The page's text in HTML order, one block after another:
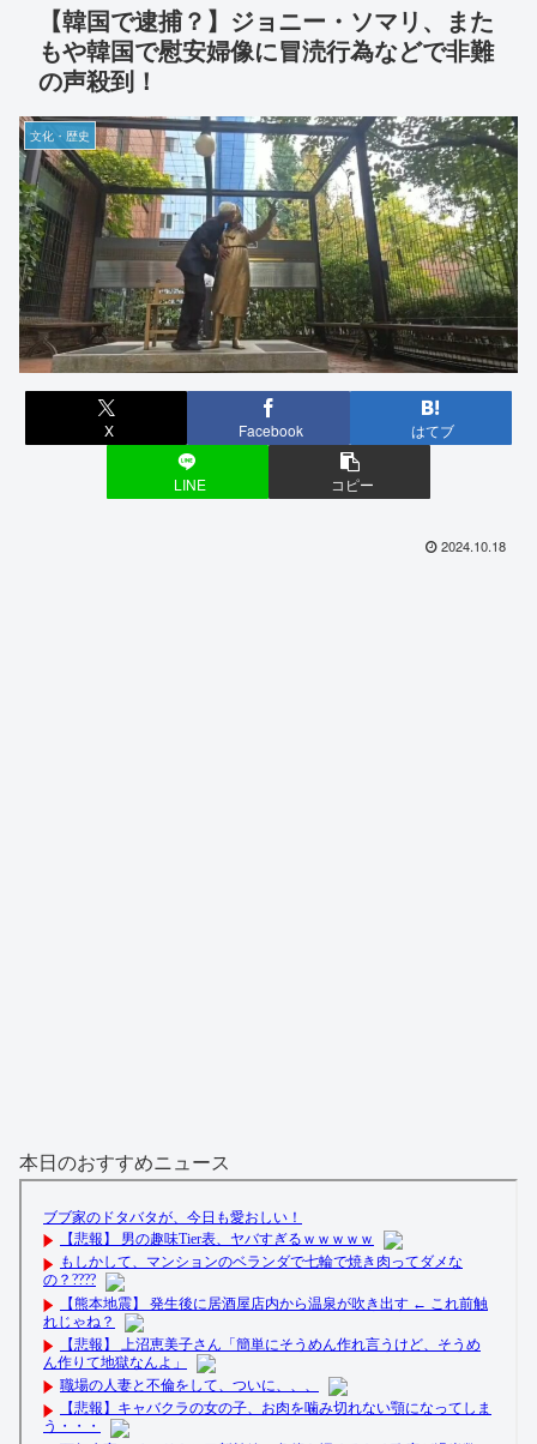
【韓国で逮捕？】ジョニー・ソマリ、また
もや韓国で慰安婦像に冒涜行為などで非難
の声殺到！
文化・歴史
X Facebook はてブ
LINE コピー
2024.10.18
本日のおすすめニュース